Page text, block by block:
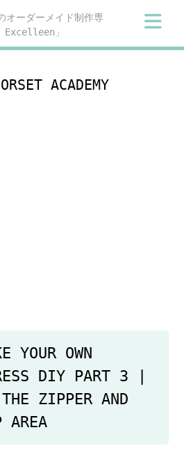
ACADEMY
YOUR OWN
DIY PART 3 |
THE ZIPPER AND
AREA